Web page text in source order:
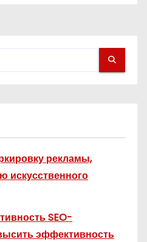
рекламы,
искусственного
SEO-
эффективность